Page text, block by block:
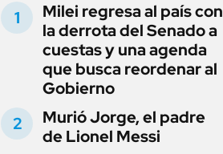
Milei regresa al país con
la derrota del Senado a
cuestas y una agenda
que busca reordenar al
Gobierno
Murió Jorge, el padre
de Lionel Messi